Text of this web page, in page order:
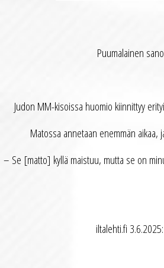
Puumalainen
Judon MM-kisoissa huomio kiinnittyy
Matossa annetaan enemmän
– Se [matto] kyllä maistuu, mutta se on
iltalehti.fi 3.6.2025: